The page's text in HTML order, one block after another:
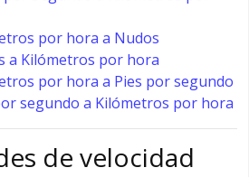
por hora a Nudos
a Kilómetros por hora
por hora a Pies por segundo
segundo a Kilómetros por hora
de velocidad